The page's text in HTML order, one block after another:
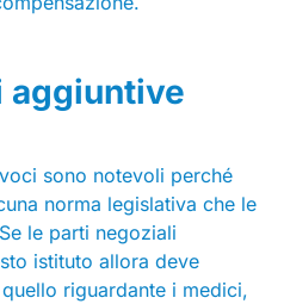
aggiuntive
sono notevoli perché
norma legislativa che le
le parti negoziali
istituto allora deve
riguardante i medici,